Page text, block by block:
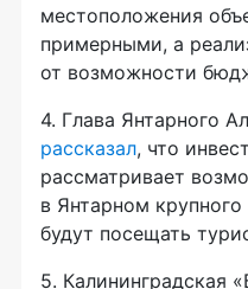
местоположения
примерными, а
от возможности
4. Глава Янтарного
рассказал, что
рассматривает
в Янтарном
будут посещать
5. Калининградская